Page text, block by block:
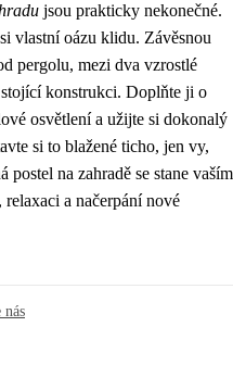
jsou prakticky nekonečné.
vlastní oázu klidu. Závěsnou
pergolu, mezi dva vzrostlé
konstrukci. Doplňte ji o
osvětlení a užijte si dokonalý
si to blažené ticho, jen vy,
na zahradě se stane vaším
a načerpání nové